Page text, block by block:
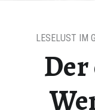
Der
LESELUST IM